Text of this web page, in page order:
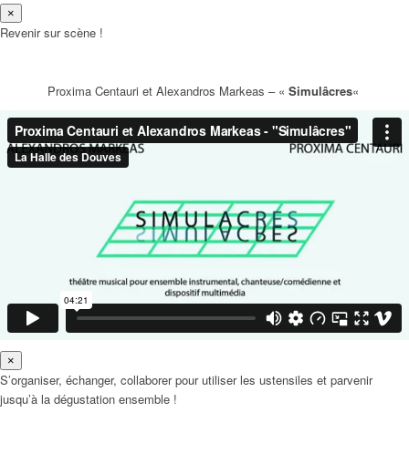
×
Revenir sur scène !
Proxima Centauri et Alexandros Markeas – « Simulâcres«
×
S’organiser, échanger, collaborer pour utiliser les ustensiles et parvenir
jusqu’à la dégustation ensemble !